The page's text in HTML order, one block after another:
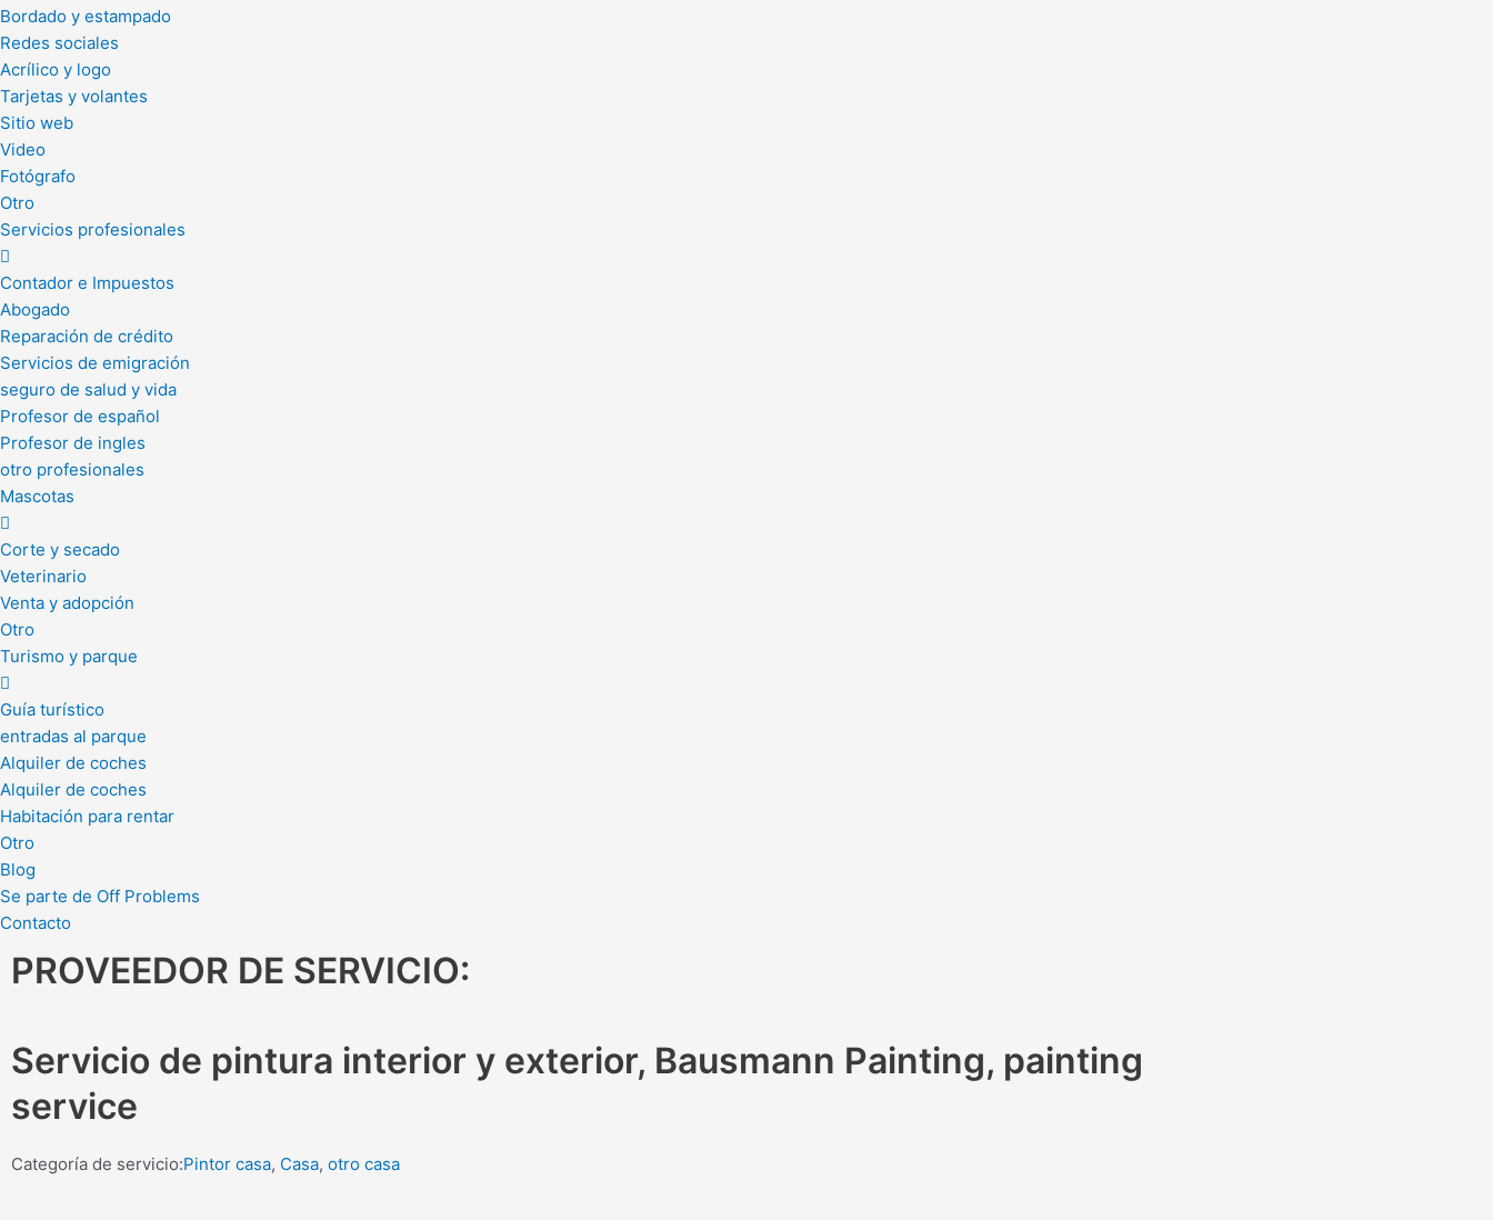
Bordado y estampado
Redes sociales
Acrílico y logo
Tarjetas y volantes
Sitio web
Video
Fotógrafo
Otro
Servicios profesionales
Contador e Impuestos
Abogado
Reparación de crédito
Servicios de emigración
seguro de salud y vida
Profesor de español
Profesor de ingles
otro profesionales
Mascotas
Corte y secado
Veterinario
Venta y adopción
Otro
Turismo y parque
Guía turístico
entradas al parque
Alquiler de coches
Alquiler de coches
Habitación para rentar
Otro
Blog
Se parte de Off Problems
Contacto
PROVEEDOR DE SERVICIO:
Servicio de pintura interior y exterior, Bausmann Painting, painting
service
Categoría de servicio:Pintor casa, Casa, otro casa